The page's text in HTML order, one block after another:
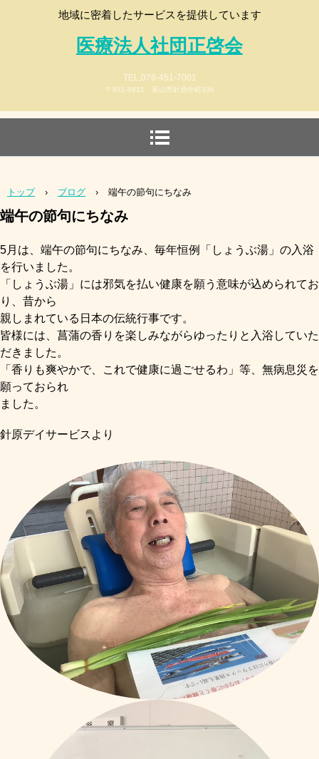
医療法人社団正啓会
地域に密着したサービスを提供しています
TEL.076-451-7001
〒931-8431 富山市針原中町336
トップ › ブログ › 端午の節句にちなみ
端午の節句にちなみ
5月は、端午の節句にちなみ、毎年恒例「しょうぶ湯」の入浴
を行いました。
「しょうぶ湯」には邪気を払い健康を願う意味が込められてお
り、昔から
親しまれている日本の伝統行事です。
皆様には、菖蒲の香りを楽しみながらゆったりと入浴していた
だきました。
「香りも爽やかで、これで健康に過ごせるわ」等、無病息災を
願っておられ
ました。
針原デイサービスより